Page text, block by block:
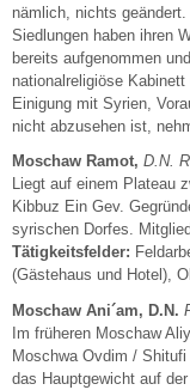
nämlich, nichts
Siedlungen haben ihren
bereits aufgenommen
nationalreligiöse
Einigung mit Syrien,
nicht abzusehen ist,
Moschaw Ramot, D.N.
Liegt auf einem Plateau
Kibbuz Ein Gev.
syrischen Dorfes.
Tätigkeitsfelder:
(Gästehaus und Hotel),
Moschaw Ani´am, D.N.
Im früheren Moschaw
Moschwa Ovdim /
das Hauptgewicht auf